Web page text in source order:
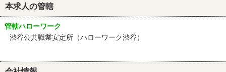
本求人の管轄
管轄ハローワーク
渋谷公共職業安定所（ハローワーク渋谷）